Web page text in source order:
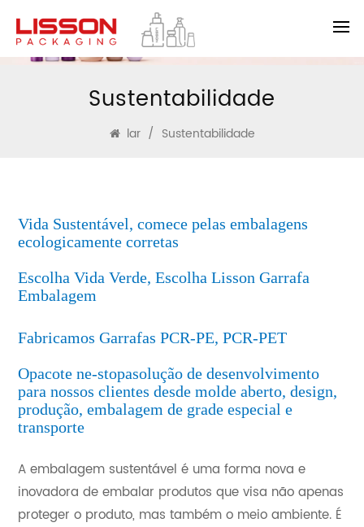
Sustentabilidade
lar / Sustentabilidade
Vida Sustentável, comece pelas embalagens
ecologicamente corretas
Escolha Vida Verde, Escolha LissonGarrafa
Embalagem
Fabricamos Garrafas PCR-PE, PCR-PET
Opacote ne-stopasolução de desenvolvimento
para nossos clientes desde molde aberto, design,
produção, embalagem de grade especial e
transporte
A embalagem sustentável é uma forma nova e
inovadora de embalar produtos que visa não apenas
proteger o produto, mas também o meio ambiente. É